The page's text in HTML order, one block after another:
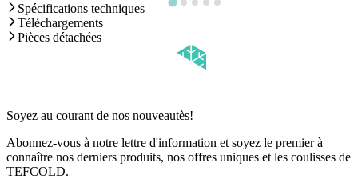
Spécifications techniques
Téléchargements
Pièces détachées
Soyez au courant de nos nouveautès!
Abonnez-vous à notre lettre d'information et soyez le premier à
connaître nos derniers produits, nos offres uniques et les coulisses de
TEFCOLD.